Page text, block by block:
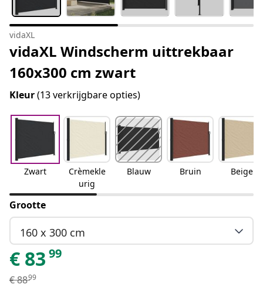
vidaXL
vidaXL Windscherm uittrekbaar
160x300 cm zwart
Kleur(13 verkrijgbare opties)
Zwart
Crèmekle
urig
Blauw Bruin Beige
Grootte
160 x 300 cm
€ 83 99
€8899